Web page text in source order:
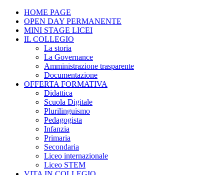
HOME PAGE
OPEN DAY PERMANENTE
MINI STAGE LICEI
IL COLLEGIO
La storia
La Governance
Amministrazione trasparente
Documentazione
OFFERTA FORMATIVA
Didattica
Scuola Digitale
Plurilinguismo
Pedagogista
Infanzia
Primaria
Secondaria
Liceo internazionale
Liceo STEM